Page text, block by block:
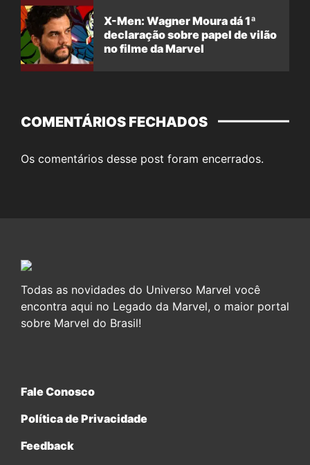
X-Men: Wagner Moura dá 1ª
declaração sobre papel de vilão
no filme da Marvel
COMENTÁRIOS FECHADOS
Os comentários desse post foram encerrados.
Todas as novidades do Universo Marvel você
encontra aqui no Legado da Marvel, o maior portal
sobre Marvel do Brasil!
Fale Conosco
Política de Privacidade
Feedback